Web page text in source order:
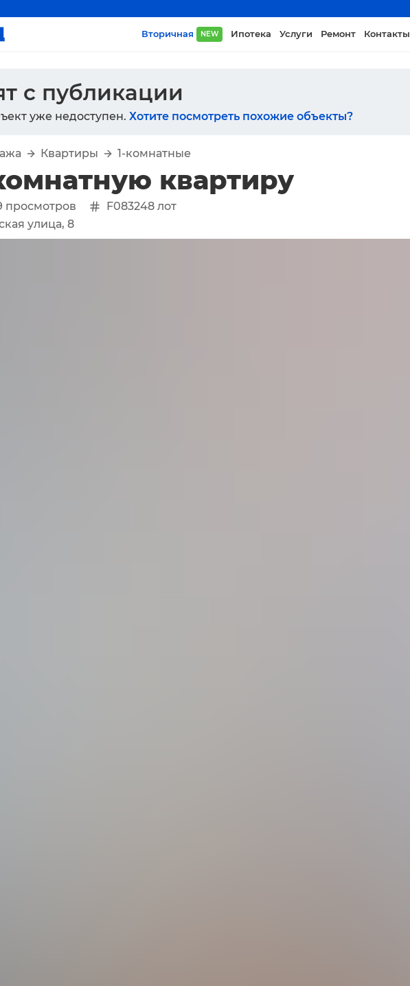
Вторичная NEW Ипотека Услуги Ремонт Контакты
с публикации
уже недоступен. Хотите посмотреть похожие объекты?
Квартиры 1-комнатные
квартиру
просмотров F083248 лот
улица, 8